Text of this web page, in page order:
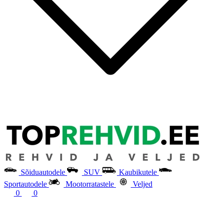
Sõiduautodele SUV
Kaubikutele
Sportautodele
Mootorratastele
Veljed
0
0